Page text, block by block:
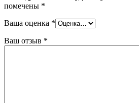
помечены *
Ваша оценка *
Ваш отзыв *